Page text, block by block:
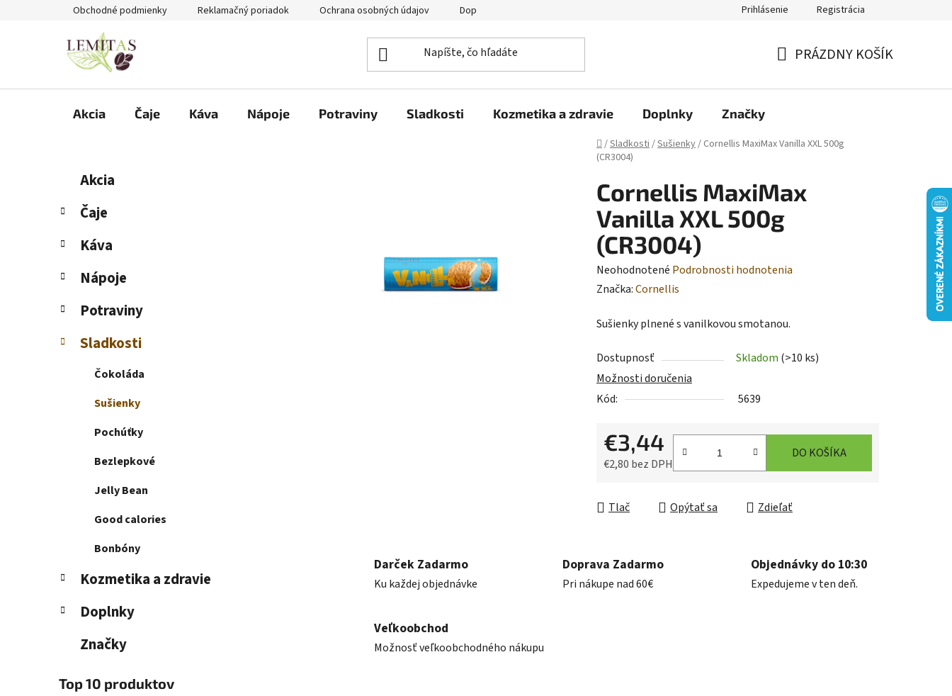
Obchodné podmienky Reklamačný poriadok Ochrana osobných údajov Doprava a platba Prihlásenie Registrácia
PRÁZDNY KOŠÍK
Akcia Čaje Káva Nápoje Potraviny Sladkosti Kozmetika a zdravie Doplnky Značky
Domov
/Sladkosti/Sušienky/ Cornellis MaxiMax Vanilla XXL 500g
(CR3004)
č
ý
a
n
l
Preskočiť
kategórie
e
ó
i
Akcia
Čaje
Káva
Nápoje
Potraviny
Sladkosti
Čokoláda
Sušienky
Pochúťky
Bezlepkové
Jelly Bean
Good calories
Bonbóny
Kozmetika a zdravie
Doplnky
Značky
Top 10 produktov
Cornellis MaxiMax
Vanilla XXL 500g
(CR3004)
Priemerné
hodnotenie
je
z
5
hviezdičiek.
Neohodnotené Podrobnosti hodnotenia
Značka:Cornellis
Sušienky plnené s vanilkovou smotanou.
Dostupnosť Skladom (>10 ks)
Možnosti doručenia
Kód:
5639
€3,44
€2,80 bez DPH
DO KOŠÍKA
Tlač Opýtať sa Zdieľať
Darček Zadarmo
Ku každej objednávke
Doprava Zadarmo
Pri nákupe nad 60€
Objednávky do 10:30
Expedujeme v ten deň.
Veľkoobchod
Možnosť veľkoobchodného nákupu